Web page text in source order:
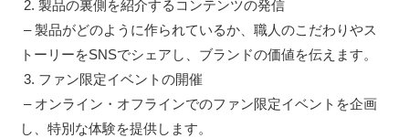
2. 製品の裏側を紹介するコンテンツの発信
– 製品がどのように作られているか、職人のこだわりやス
トーリーをSNSでシェアし、ブランドの価値を伝えます。
3. ファン限定イベントの開催
– オンライン・オフラインでのファン限定イベントを企画
し、特別な体験を提供します。